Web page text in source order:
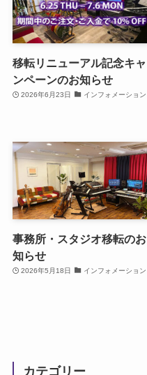
移転リニューアル記念キャ
ンペーンのお知らせ
2026年6月23日 インフォメーション
事務所・スタジオ移転のお
知らせ
2026年5月18日 インフォメーション
カテゴリー